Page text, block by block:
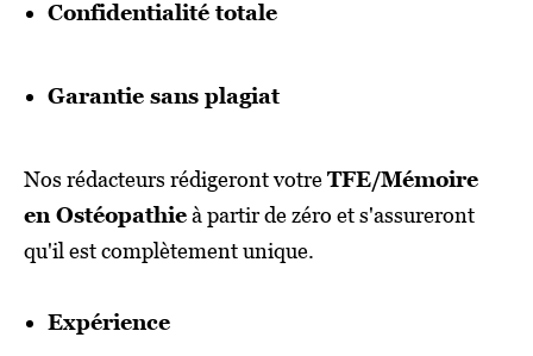
Confidentialité totale
Garantie sans plagiat
Nos rédacteurs rédigeront votreTFE/Mémoire
en Ostéopathieà partir de zéro et s'assureront
qu'il est complètement unique.
Expérience